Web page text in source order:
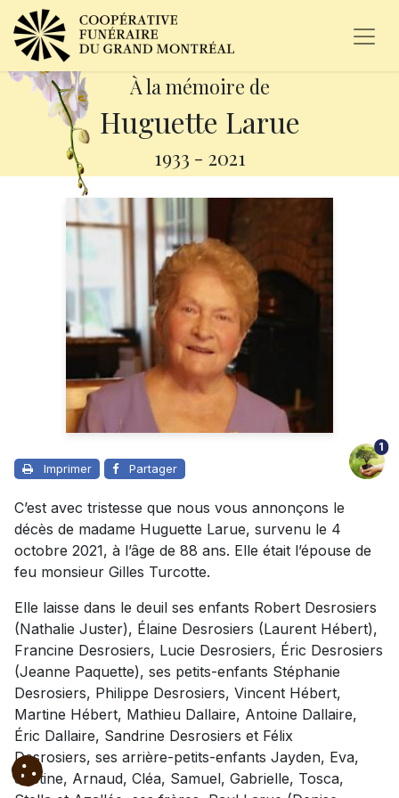
À la mémoire de
Huguette Larue
1933 - 2021
Imprimer Partager
1
C’est avec tristesse que nous vous annonçons le
décès de madame Huguette Larue, survenu le 4
octobre 2021, à l’âge de 88 ans. Elle était l’épouse de
feu monsieur Gilles Turcotte.
Elle laisse dans le deuil ses enfants Robert Desrosiers
(Nathalie Juster), Élaine Desrosiers (Laurent Hébert),
Francine Desrosiers, Lucie Desrosiers, Éric Desrosiers
(Jeanne Paquette), ses petits-enfants Stéphanie
Desrosiers, Philippe Desrosiers, Vincent Hébert,
Martine Hébert, Mathieu Dallaire, Antoine Dallaire,
Éric Dallaire, Sandrine Desrosiers et Félix
Desrosiers, ses arrière-petits-enfants Jayden, Eva,
Justine, Arnaud, Cléa, Samuel, Gabrielle, Tosca,